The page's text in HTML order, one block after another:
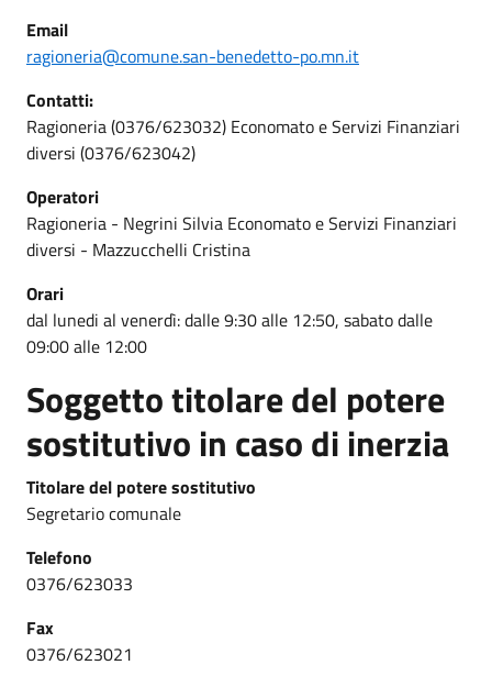
Email
ragioneria@comune.san-benedetto-po.mn.it
Contatti:
Ragioneria (0376/623032) Economato e Servizi Finanziari
diversi (0376/623042)
Operatori
Ragioneria - Negrini Silvia Economato e Servizi Finanziari
diversi - Mazzucchelli Cristina
Orari
dal lunedi al venerdì: dalle 9:30 alle 12:50, sabato dalle
09:00 alle 12:00
Soggetto titolare del potere
sostitutivo in caso di inerzia
Titolare del potere sostitutivo
Segretario comunale
Telefono
0376/623033
Fax
0376/623021